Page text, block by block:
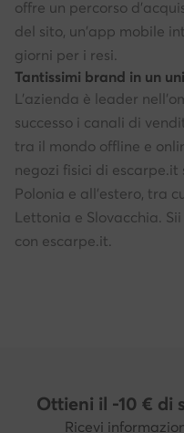
offre un percorso
del sito, un'app mobile
giorni per i resi.
Tantissimi brand in un
L'azienda è leader
successo i canali di
tra il mondo offline e
negozi fisici di
Polonia e all'estero, tra
Lettonia e Slovacchia.
con escarpe.it.
Ottieni il -10 € di
Ricevi